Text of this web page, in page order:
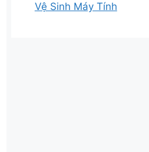
Vệ Sinh Máy Tính